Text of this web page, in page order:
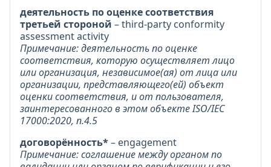
деятельность по оценке соответствия
третьей стороной – third-party conformity
assessment activity
Примечание: деятельность по оценке
соответствия, которую осуществляет лицо
или организация, независимое(ая) от лица или
организации, представляющего(ей) объект
оценки соответствия, и от пользователя,
заинтересованного в этом объекте ISO/IEC
17000:2020, п.4.5
договорённость*– engagement
Примечание: соглашение между органом по